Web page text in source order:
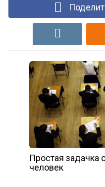
Простая задачка
человек